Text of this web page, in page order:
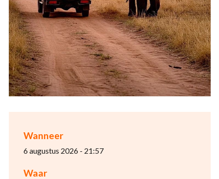
Wanneer
6 augustus 2026 - 21:57
Waar